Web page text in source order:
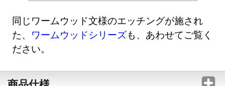
同じワームウッド文様のエッチングが施され
た、 ワームウッドシリーズも、あわせてご覧く
ださい。